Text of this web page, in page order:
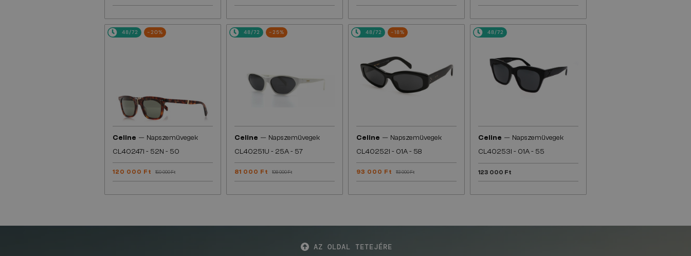
48/72 -20%
Celine — Napszemüvegek
CL40247I - 52N - 50
120 000 Ft 150 000 Ft
48/72 -25%
Celine — Napszemüvegek
CL40251U - 25A - 57
81 000 Ft 108 000 Ft
48/72 -18%
Celine — Napszemüvegek
CL40252I - 01A - 58
93 000 Ft 113 000 Ft
48/72
Celine — Napszemüvegek
CL40253I - 01A - 55
123 000 Ft
AZ OLDAL TETEJÉRE